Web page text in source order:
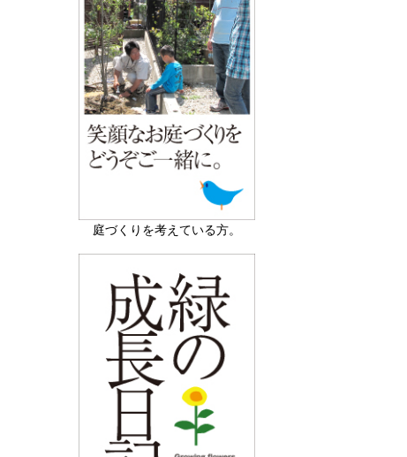
庭づくりを考えている方。